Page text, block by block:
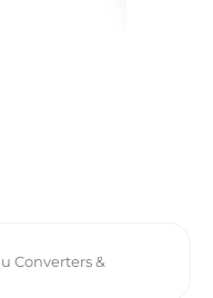
Converters &